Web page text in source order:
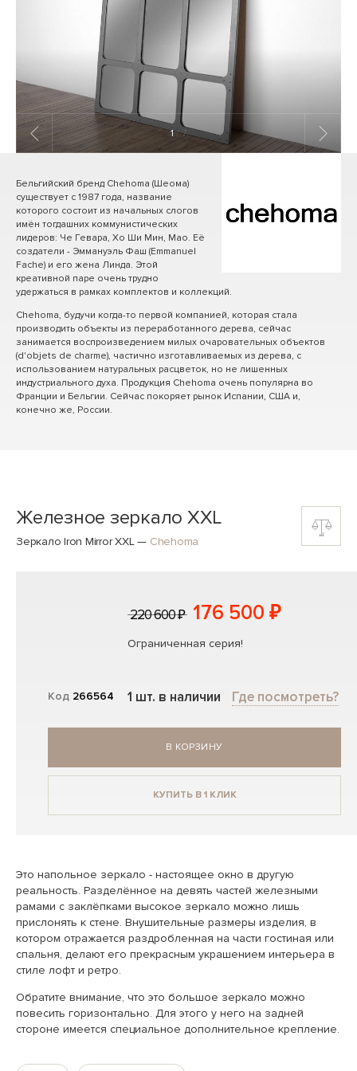
1/ 7
Бельгийский бренд Chehoma (Шеома)
существует с 1987 года, название
которого состоит из начальных слогов
имён тогдашних коммунистических
лидеров: Че Гевара, Хо Ши Мин, Мао. Её
создатели - Эммануэль Фаш (Emmanuel
Fache) и его жена Линда. Этой
креативной паре очень трудно
удержаться в рамках комплектов и коллекций.
Chehoma, будучи когда-то первой компанией, которая стала
производить объекты из переработанного дерева, сейчас
занимается воспроизведением милых очаровательных объектов
(d'objets de charme), частично изготавливаемых из дерева, с
использованием натуральных расцветок, но не лишенных
индустриального духа. Продукция Chehoma очень популярна во
Франции и Бельгии. Сейчас покоряет рынок Испании, США и,
конечно же, России.
Железное зеркало XXL
Зеркало Iron Mirror XXL— Chehoma
Код 266564
220 600 ₽ 176 500 ₽
Ограниченная серия!
1 шт. в наличии Где посмотреть?
В КОРЗИНУ
КУПИТЬ В 1 КЛИК
Это напольное зеркало - настоящее окно в другую
реальность. Разделённое на девять частей железными
рамами с заклёпками высокое зеркало можно лишь
прислонять к стене. Внушительные размеры изделия, в
котором отражается раздробленная на части гостиная или
спальня, делают его прекрасным украшением интерьера в
стиле лофт и ретро.
Обратите внимание, что это большое зеркало можно
повесить горизонтально. Для этого у него на задней
стороне имеется специальное дополнительное крепление.